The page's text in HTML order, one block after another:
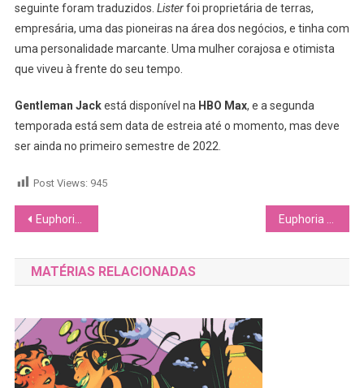
seguinte foram traduzidos. Listerfoi proprietária de terras,
empresária, uma das pioneiras na área dos negócios, e tinha com
uma personalidade marcante. Uma mulher corajosa e otimista
que viveu à frente do seu tempo.
Gentleman Jackestá disponível na HBO Max, e a segunda
temporada está sem data de estreia até o momento, mas deve
ser ainda no primeiro semestre de 2022.
Post Views: 945
Navegação
de
Post
Euphoria – S02E03 “Big and Little Bullys”
MATÉRIAS RELACIONADAS